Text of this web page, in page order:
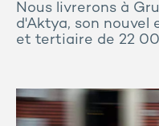
Nous livrerons à
d'Aktya, son nouvel
et tertiaire de 22